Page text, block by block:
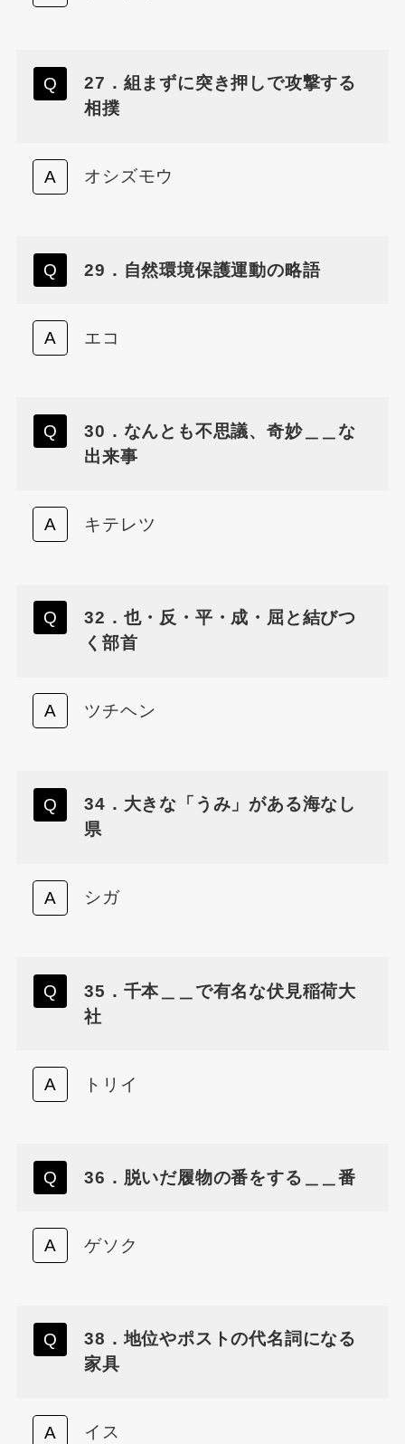
27．組まずに突き押しで攻撃する
相撲
オシズモウ
29．自然環境保護運動の略語
エコ
30．なんとも不思議、奇妙＿＿な
出来事
キテレツ
32．也・反・平・成・屈と結びつ
く部首
ツチヘン
34．大きな「うみ」がある海なし
県
シガ
35．千本＿＿で有名な伏見稲荷大
社
トリイ
36．脱いだ履物の番をする＿＿番
ゲソク
38．地位やポストの代名詞になる
家具
イス